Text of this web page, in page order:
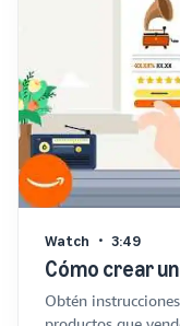
Watch 3:49
Cómo crear
Obtén